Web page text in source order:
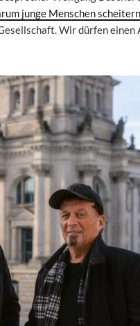
junge Menschen
Wir dürfen einen